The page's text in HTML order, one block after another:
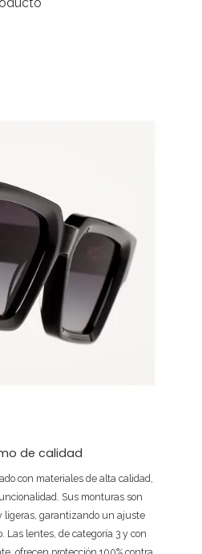
de calidad
con materiales de alta calidad,
Sus monturas son
ligeras, garantizando un ajuste
Las lentes, de categoría 3 y con